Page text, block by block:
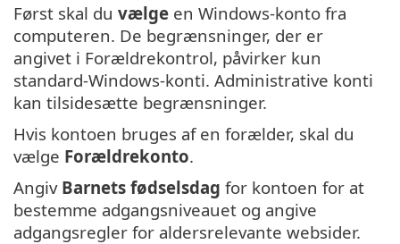
Først skal du vælge en Windows-konto fra
computeren. De begrænsninger, der er
angivet i Forældrekontrol, påvirker kun
standard-Windows-konti. Administrative konti
kan tilsidesætte begrænsninger.
Hvis kontoen bruges af en forælder, skal du
vælge Forældrekonto.
Angiv Barnets fødselsdag for kontoen for at
bestemme adgangsniveauet og angive
adgangsregler for aldersrelevante websider.